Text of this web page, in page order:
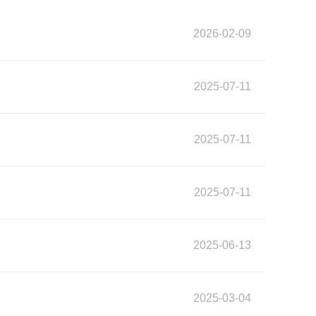
2026-02-09
2025-07-11
2025-07-11
2025-07-11
2025-06-13
2025-03-04